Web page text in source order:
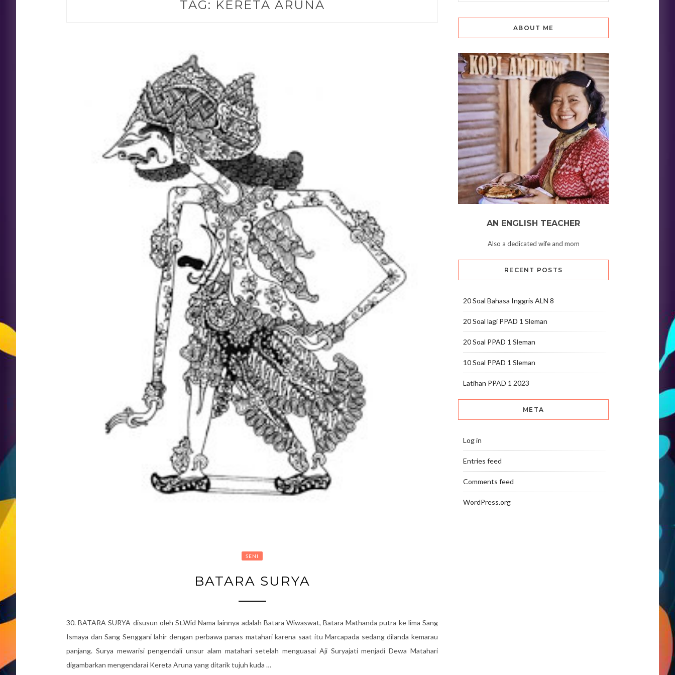
TAG: KERETA ARUNA
SENI
BATARA SURYA
30. BATARA SURYA disusun oleh St.Wid Nama lainnya adalah Batara Wiwaswat, Batara Mathanda putra ke lima Sang
Ismaya dan Sang Senggani lahir dengan perbawa panas matahari karena saat itu Marcapada sedang dilanda kemarau
panjang. Surya mewarisi pengendali unsur alam matahari setelah menguasai Aji Suryajati menjadi Dewa Matahari
digambarkan mengendarai Kereta Aruna yang ditarik tujuh kuda …
ABOUT ME
AN ENGLISH TEACHER
Also a dedicated wife and mom
RECENT POSTS
20 Soal Bahasa Inggris ALN 8
20 Soal lagi PPAD 1 Sleman
20 Soal PPAD 1 Sleman
10 Soal PPAD 1 Sleman
Latihan PPAD 1 2023
META
Log in
Entries feed
Comments feed
WordPress.org